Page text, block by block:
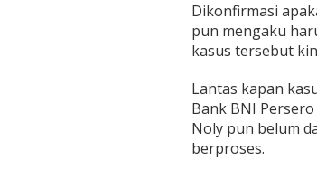
i
k
M
s
k
i
a
Dikonfirmasi
pun mengaku
kasus tersebut
Lantas kapan
Bank BNI
Noly pun belum
berproses.